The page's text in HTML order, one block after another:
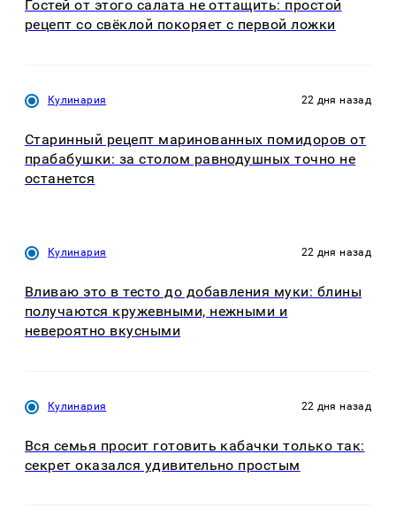
Гостей от этого салата не оттащить: простой
рецепт со свёклой покоряет с первой ложки
Кулинария 22 дня назад
Старинный рецепт маринованных помидоров от
прабабушки: за столом равнодушных точно не
останется
Кулинария 22 дня назад
Вливаю это в тесто до добавления муки: блины
получаются кружевными, нежными и
невероятно вкусными
Кулинария 22 дня назад
Вся семья просит готовить кабачки только так:
секрет оказался удивительно простым